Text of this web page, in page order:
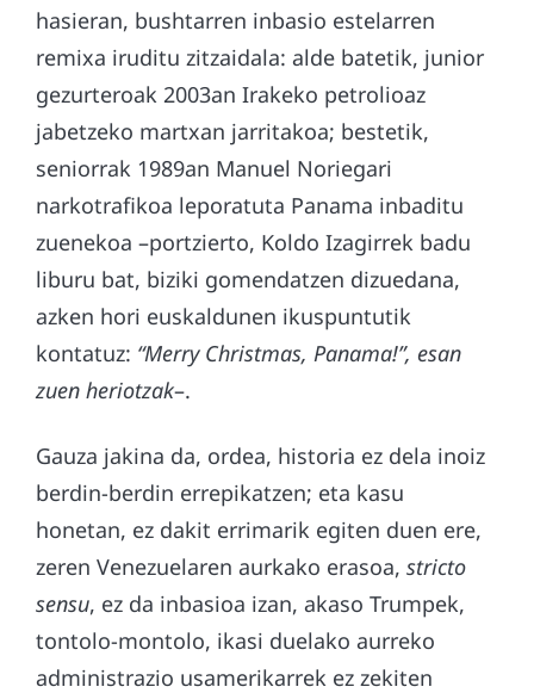
hasieran, bushtarren inbasio estelarren
remixa iruditu zitzaidala: alde batetik, junior
gezurteroak 2003an Irakeko petrolioaz
jabetzeko martxan jarritakoa; bestetik,
seniorrak 1989an Manuel Noriegari
narkotrafikoa leporatuta Panama inbaditu
zuenekoa –portzierto, Koldo Izagirrek badu
liburu bat, biziki gomendatzen dizuedana,
azken hori euskaldunen ikuspuntutik
kontatuz: “Merry Christmas, Panama!”, esan
zuen heriotzak–.
Gauza jakina da, ordea, historia ez dela inoiz
berdin-berdin errepikatzen; eta kasu
honetan, ez dakit errimarik egiten duen ere,
zeren Venezuelaren aurkako erasoa, stricto
sensu, ez da inbasioa izan, akaso Trumpek,
tontolo-montolo, ikasi duelako aurreko
administrazio usamerikarrek ez zekiten